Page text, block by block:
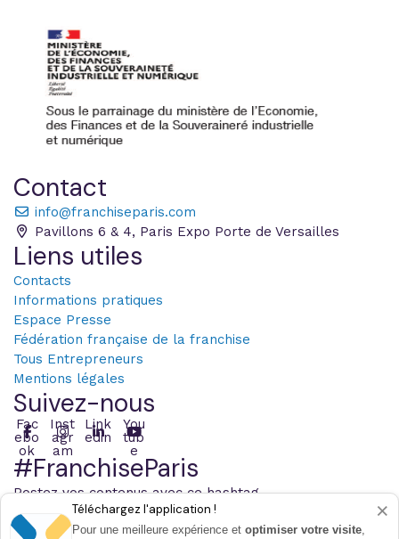
Contact
info@franchiseparis.com
Pavillons 6 & 4, Paris Expo Porte de Versailles
Liens utiles
Contacts
Informations pratiques
Espace Presse
Fédération française de la franchise
Tous Entrepreneurs
Mentions légales
Suivez-nous
Fac
ebo
ok
Inst
agr
am
Link
edin
You
tub
e
#FranchiseParis
Postez vos contenus avec ce hashtag
×
Téléchargez l'application !
Pour une meilleure expérience et optimiser votre visite,